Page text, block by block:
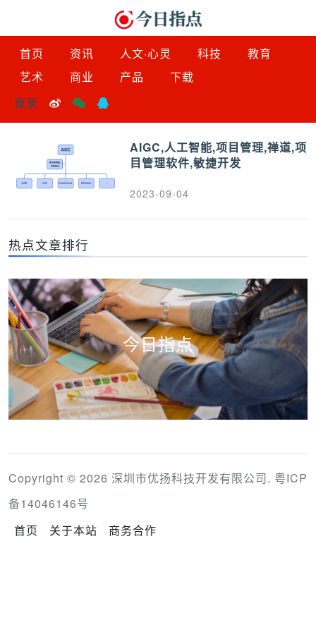
首页 资讯 人文·心灵 科技
教育
艺术
商业 产品
下载
登录
AIGC,人工智能,项目管理,禅道,项
目管理软件,敏捷开发
2023-09-04
热点文章排行
今日指点
Copyright © 2026 深圳市优扬科技开发有限公司. 粤ICP
备14046146号
首页
关于本站 商务合作